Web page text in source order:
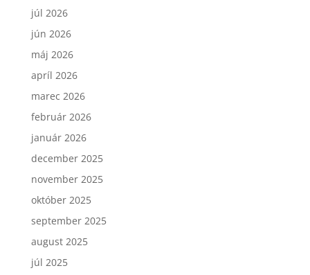
júl 2026
jún 2026
máj 2026
apríl 2026
marec 2026
február 2026
január 2026
december 2025
november 2025
október 2025
september 2025
august 2025
júl 2025